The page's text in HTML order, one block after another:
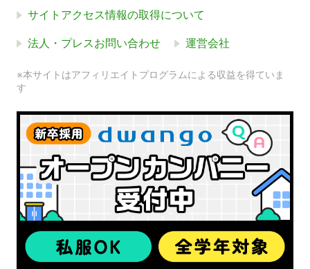
サイトアクセス情報の取得について
法人・プレスお問い合わせ 運営会社
※本サイトはアフィリエイトプログラムによる収益を得ていま
す